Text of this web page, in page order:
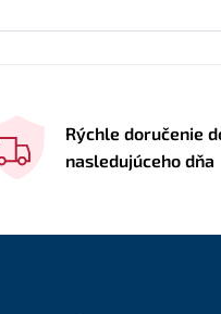
Rýchle doručenie
nasledujúceho dňa